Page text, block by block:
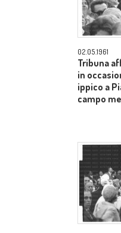
02.05.1961
Tribuna
in
ippico a
campo